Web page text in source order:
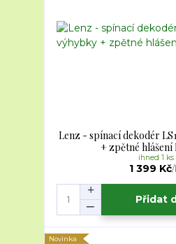
Lenz - spínací dekodér
+ zpětné
1 399 Kč/
ihned 1 ks
Přidat
Novinka